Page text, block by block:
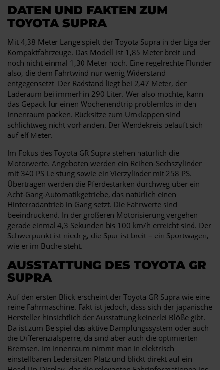
DATEN UND FAKTEN ZUM
TOYOTA SUPRA
Mit 4,38 Meter Länge spielt der Toyota Supra in der Liga der
Kompaktfahrzeuge. Das Modell ist 1,85 Meter breit und
noch nicht einmal 1,30 Meter hoch. Eine regelrechte Flunder
also, die dem Fahrtwind nur wenig Widerstand
entgegensetzt. Der Radstand liegt bei 2,47 Meter, der
Laderaum bei immerhin 290 Liter. Wer also möchte, kann
das Gepäck für einen Wochenendtrip problemlos in den
Innenraum packen. Rücksitze zum Umklappen sind
schlichtweg nicht vorhanden. Der Wendekreis beläuft sich
auf elf Meter.
Im Fokus des Toyota GR Supra stehen natürlich die
Motorwerte. Angeboten werden ein Reihen-Sechszylinder
mit 340 PS Leistung sowie ein Vierzylinder mit 258 PS.
Übertragen werden die Pferdestärken durchweg über ein
Acht-Gang-Automatikgetriebe, das natürlich einen
Hinterradantrieb in Gang setzt. Die Fahrwerte sind
beeindruckend. In der größeren Motorisierung vergehen
gerade einmal 4,3 Sekunden bis 100 km/h erreicht sind. Der
Schwerpunkt ist niedrig, die Spur ist breit – ein Sportwagen,
wie er im Buche steht.
AUSSTATTUNG DES TOYOTA GR
SUPRA
Auf den ersten Blick erscheint der Toyota GR Supra wie eine
reine Fahrmaschine. Fakt ist jedoch, dass sich der japanische
Hersteller hinsichtlich der Ausstattung keinerlei Blöße gibt.
Da ist zum Beispiel das aktive Dämpfungssystem oder auch
die Differenzialsperre, da sind aber auch die optimierten
Bremsen. Im Innenraum nimmt man in elektrisch
einstellbaren Ledersitzen Platz und blickt direkt auf ein